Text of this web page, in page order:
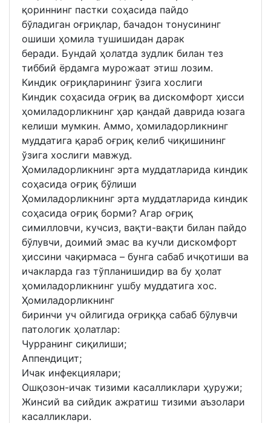
қориннинг пастки соҳасида пайдо
бўладиган оғриқлар, бачадон тонусининг
ошиши ҳомила тушишидан дарак
беради. Бундай ҳолатда зудлик билан тез
тиббий ёрдамга мурожаат этиш лозим.
Киндик оғриқларининг ўзига хослиги
Киндик соҳасида оғриқ ва дискомфорт ҳисси
ҳомиладорликнинг ҳар қандай даврида юзага
келиши мумкин. Аммо, ҳомиладорликнинг
муддатига қараб оғриқ келиб чиқишининг
ўзига хослиги мавжуд.
Ҳомиладорликнинг эрта муддатларида киндик
соҳасида оғриқ бўлиши
Ҳомиладорликнинг эрта муддатларида киндик
соҳасида оғриқ борми? Агар оғриқ
симилловчи, кучсиз, вақти-вақти билан пайдо
бўлувчи, доимий эмас ва кучли дискомфорт
ҳиссини чақирмаса – бунга сабаб ичқотиши ва
ичакларда газ тўпланишидир ва бу ҳолат
ҳомиладорликнинг ушбу муддатига хос.
Ҳомиладорликнинг
биринчи уч ойлигида оғриққа сабаб бўлувчи
патологик ҳолатлар:
Чурранинг сиқилиши;
Аппендицит;
Ичак инфекциялари;
Ошқозон-ичак тизими касалликлари ҳуружи;
Жинсий ва сийдик ажратиш тизими аъзолари
касалликлари.